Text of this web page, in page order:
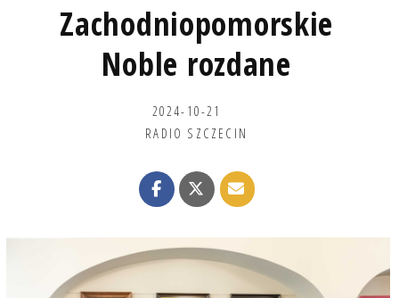
Zachodniopomorskie
Noble rozdane
2024-10-21
RADIO SZCZECIN